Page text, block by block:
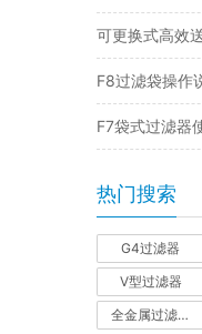
可更换式高效
F8过滤袋操作
F7袋式过滤器
热门搜索
G4过滤器
V型过滤器
全金属过滤器